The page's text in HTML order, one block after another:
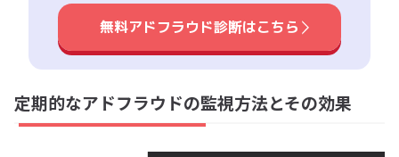
無料アドフラウド診断はこちら
定期的なアドフラウドの監視方法とその効果